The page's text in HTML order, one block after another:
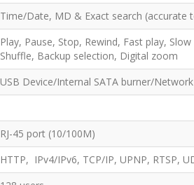
Time/Date, MD & Exact search (accurate
Play, Pause, Stop, Rewind, Fast play,
Shuffle, Backup selection, Digital zoom
USB Device/Internal SATA burner/Network
RJ-45 port (10/100M)
HTTP, IPv4/IPv6, TCP/IP, UPNP, RTSP,